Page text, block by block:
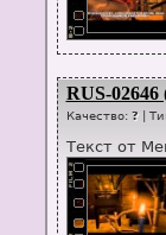
RUS-02646
Качество: ? |
Текст от